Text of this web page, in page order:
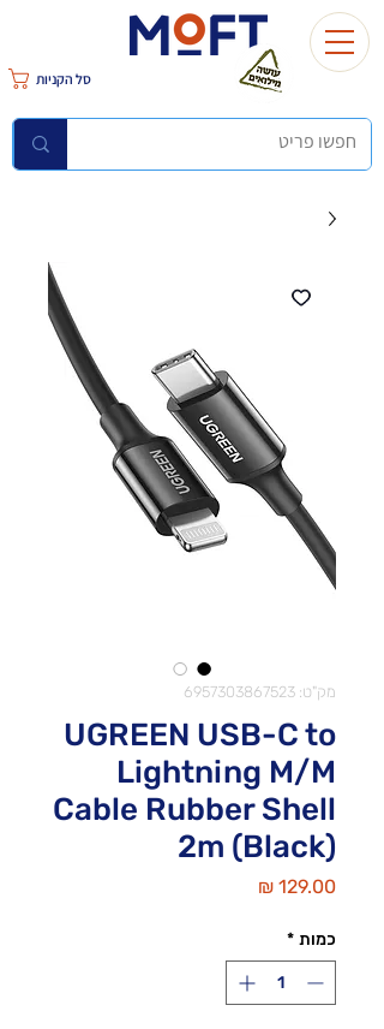
סל הקניות
מק"ט: 6957303867523
UGREEN USB-C to
Lightning M/M
Cable Rubber Shell
2m (Black)
כמות *